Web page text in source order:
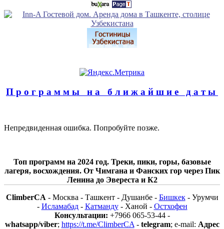
Программы на ближайшие даты
Непредвиденная ошибка. Попробуйте позже.
Топ программ на 2024 год. Треки, пики, горы, базовые
лагеря, восхождения. От Чимгана и Фанских гор через Пик
Ленина до Эвереста и К2
ClimberCA - Москва - Ташкент - Душанбе - Бишкек- Урумчи
- Исламабад- Катманду- Ханой - Остхофен
Консультации: +7966 065-53-44 -
whatsapp/viber; https://t.me/ClimberCA - telegram; e-mail: Адрес